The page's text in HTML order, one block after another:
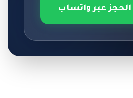
الحجز عبر واتساب